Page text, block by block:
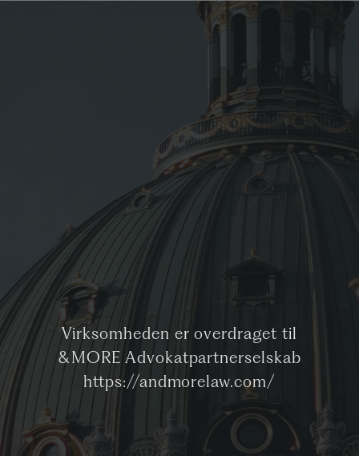
Virksomheden er overdraget til
&MORE Advokatpartnerselskab
https://andmorelaw.com/